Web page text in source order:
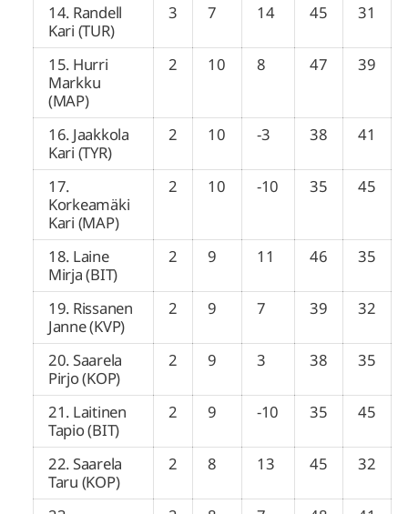
14. Randell
Kari (TUR)
3 7 14 45 31
15. Hurri
Markku
(MAP)
2 10 8 47 39
16. Jaakkola
Kari (TYR)
2 10 -3 38 41
17.
Korkeamäki
Kari (MAP)
2 10 -10 35 45
18. Laine
Mirja (BIT)
2 9 11 46 35
19. Rissanen
Janne (KVP)
2 9 7 39 32
20. Saarela
Pirjo (KOP)
2 9 3 38 35
21. Laitinen
Tapio (BIT)
2 9 -10 35 45
22. Saarela
Taru (KOP)
2 8 13 45 32